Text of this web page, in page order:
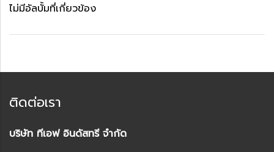
ไม่มีอัลบั้มที่เกี่ยวข้อง
ติดต่อเรา
บริษัท ทีเอฟ อินดัสทรี จำกัด